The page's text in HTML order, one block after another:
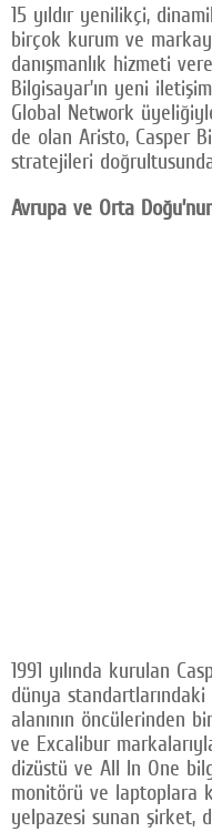
A24 SOSYAL MEDYA
Facebook
Twitter
Google Plus
© 2026 TÜM HAKLARI SAKLIDIR
15 yıldır yenilikçi,
birçok kurum ve
danışmanlık hizmeti
Bilgisayar’ın yeni
Global Network
de olan Aristo, Casper
stratejileri
Avrupa ve Orta
1991 yılında kurulan
dünya
alanının öncülerinden
ve Excalibur
dizüstü ve All In One
monitörü ve laptoplara
yelpazesi sunan şirket,